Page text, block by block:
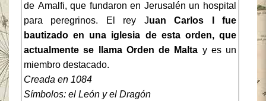
de Amalfi, que fundaron en Jerusalén un hospital
para peregrinos. El rey Juan Carlos I fue
bautizado en una iglesia de esta orden, que
actualmente se llama Orden de Malta y es un
miembro destacado.
Creada en 1084
Símbolos: el León y el Dragón